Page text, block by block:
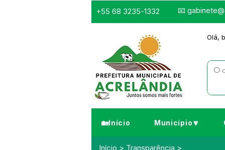
+55 68 3235-1332 📧
Olá,
🏡Início Município🔽
Início > Transparência >